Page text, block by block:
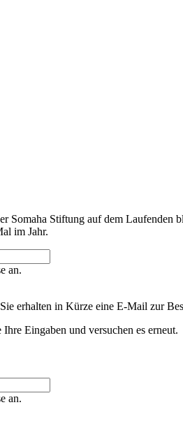
Somaha Stif­tung auf dem Lau­fen­den
im Jahr.
an.
erhal­ten in Kürze eine E‑Mail zur
Ein­ga­ben und ver­su­chen es erneut.
an.